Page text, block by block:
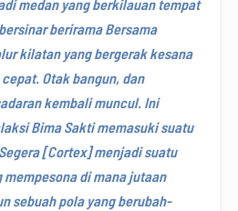
medan yang berkilauan tempat
berirama Bersama
kilatan yang bergerak kesana
Otak bangun, dan
kembali muncul. Ini
Bima Sakti memasuki suatu
[Cortex] menjadi suatu
mempesona di mana jutaan
sebuah pola yang berubah-